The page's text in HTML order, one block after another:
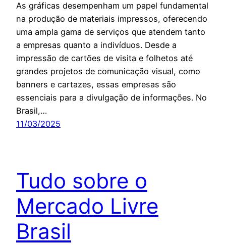
As gráficas desempenham um papel fundamental
na produção de materiais impressos, oferecendo
uma ampla gama de serviços que atendem tanto
a empresas quanto a indivíduos. Desde a
impressão de cartões de visita e folhetos até
grandes projetos de comunicação visual, como
banners e cartazes, essas empresas são
essenciais para a divulgação de informações. No
Brasil,…
11/03/2025
Tudo sobre o
Mercado Livre
Brasil